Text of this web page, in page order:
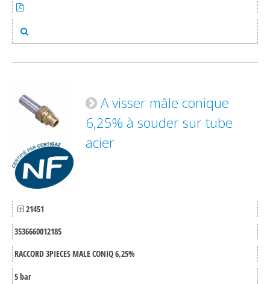
A visser mâle conique
6,25% à souder sur tube
acier
21451
3536660012185
RACCORD 3PIECES MALE CONIQ 6,25%
5 bar